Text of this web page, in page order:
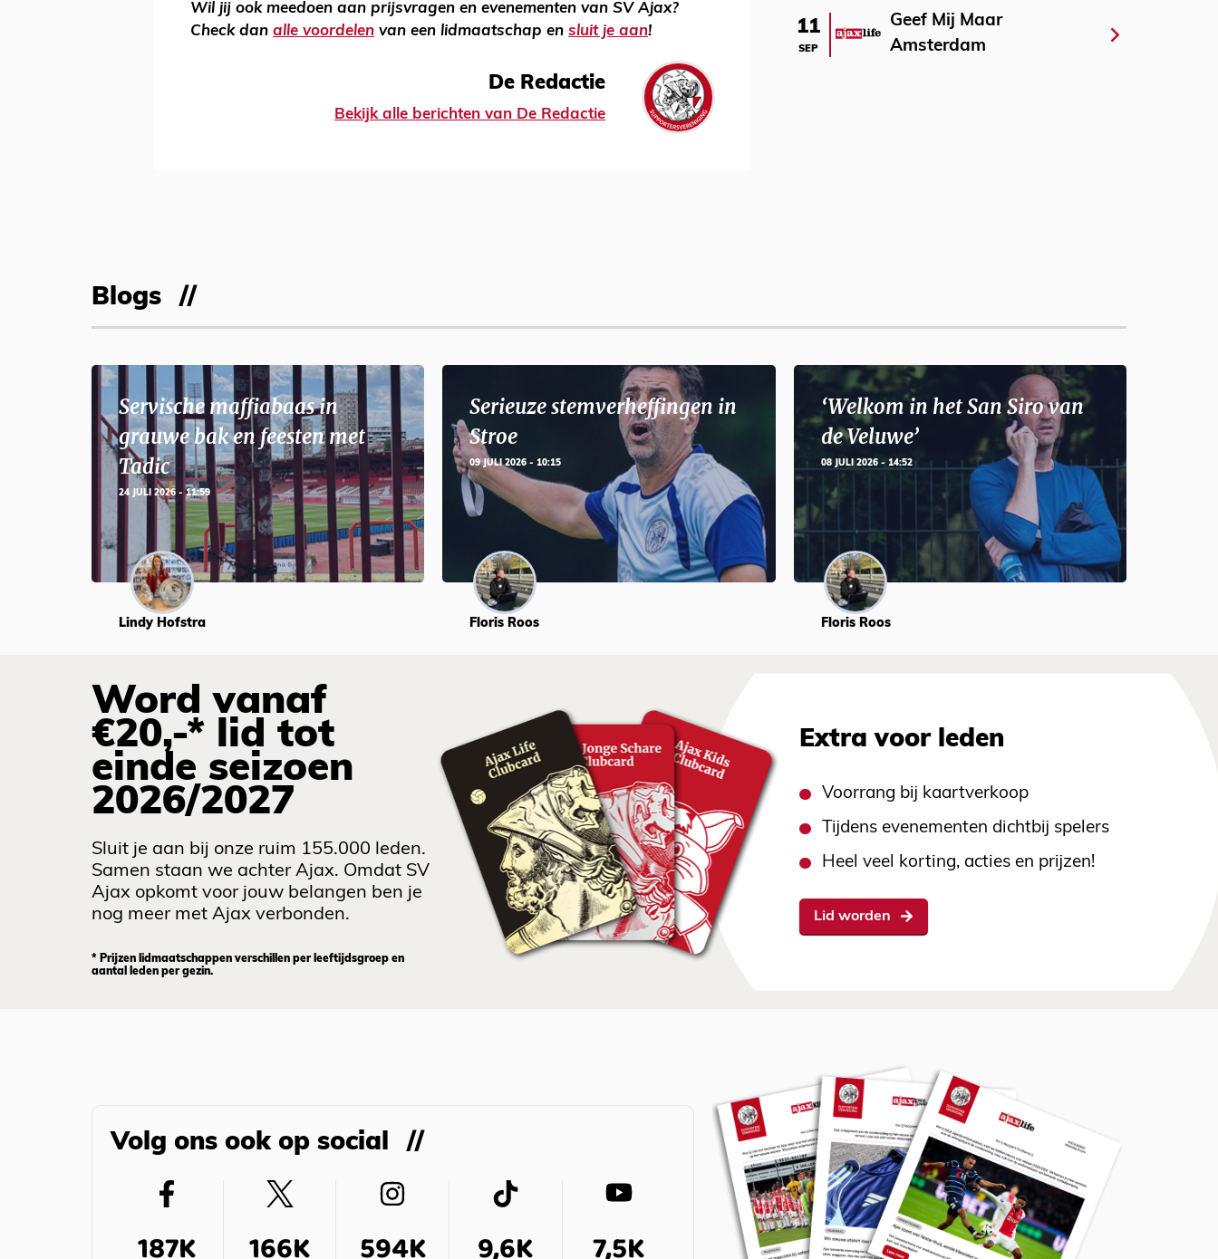
Wil jij ook meedoen aan prijsvragen en evenementen van SV Ajax?
Check dan alle voordelen van een lidmaatschap en sluit je aan!
De Redactie
Bekijk alle berichten van De Redactie
11
SEP
Geef Mij Maar
Amsterdam
Blogs
Servische maffiabaas in
grauwe bak en feesten met
Tadic
24 JULI 2026 - 11:59
Lindy Hofstra
Serieuze stemverheffingen in
Stroe
09 JULI 2026 - 10:15
Floris Roos
‘Welkom in het San Siro van
de Veluwe’
08 JULI 2026 - 14:52
Floris Roos
Word vanaf
€20,-* lid tot
einde seizoen
2026/2027
Sluit je aan bij onze ruim 155.000 leden.
Samen staan we achter Ajax. Omdat SV
Ajax opkomt voor jouw belangen ben je
nog meer met Ajax verbonden.
* Prijzen lidmaatschappen verschillen per leeftijdsgroep en
aantal leden per gezin.
Extra voor leden
Voorrang bij kaartverkoop
Tijdens evenementen dichtbij spelers
Heel veel korting, acties en prijzen!
Lid worden
Volg ons ook op social
187K 166K 594K 9,6K 7,5K